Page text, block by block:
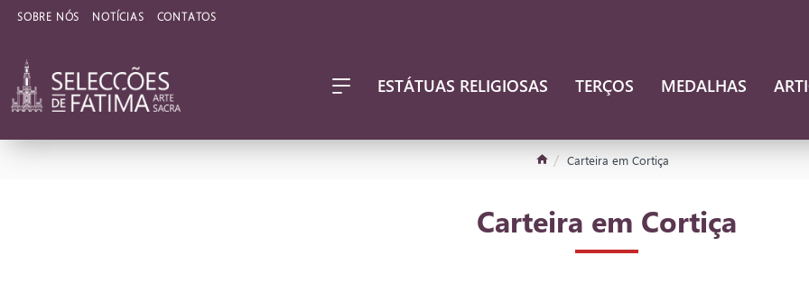
SOBRE NÓS NOTÍCIAS CONTATOS
ESTÁTUAS RELIGIOSAS TERÇOS MEDALHAS
Carteira em Cortiça
Carteira em Cortiça